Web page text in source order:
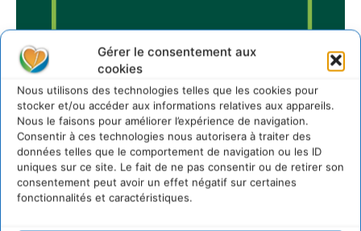
Gérer le consentement aux
cookies
Nous utilisons des technologies telles que les cookies pour
stocker et/ou accéder aux informations relatives aux appareils.
Nous le faisons pour améliorer l’expérience de navigation.
Consentir à ces technologies nous autorisera à traiter des
données telles que le comportement de navigation ou les ID
uniques sur ce site. Le fait de ne pas consentir ou de retirer son
consentement peut avoir un effet négatif sur certaines
fonctionnalités et caractéristiques.
Sur Cdurable
Comment le sol français a perdu sa mémoire
hydrique et déréglé tout le territoire (2020-2026)